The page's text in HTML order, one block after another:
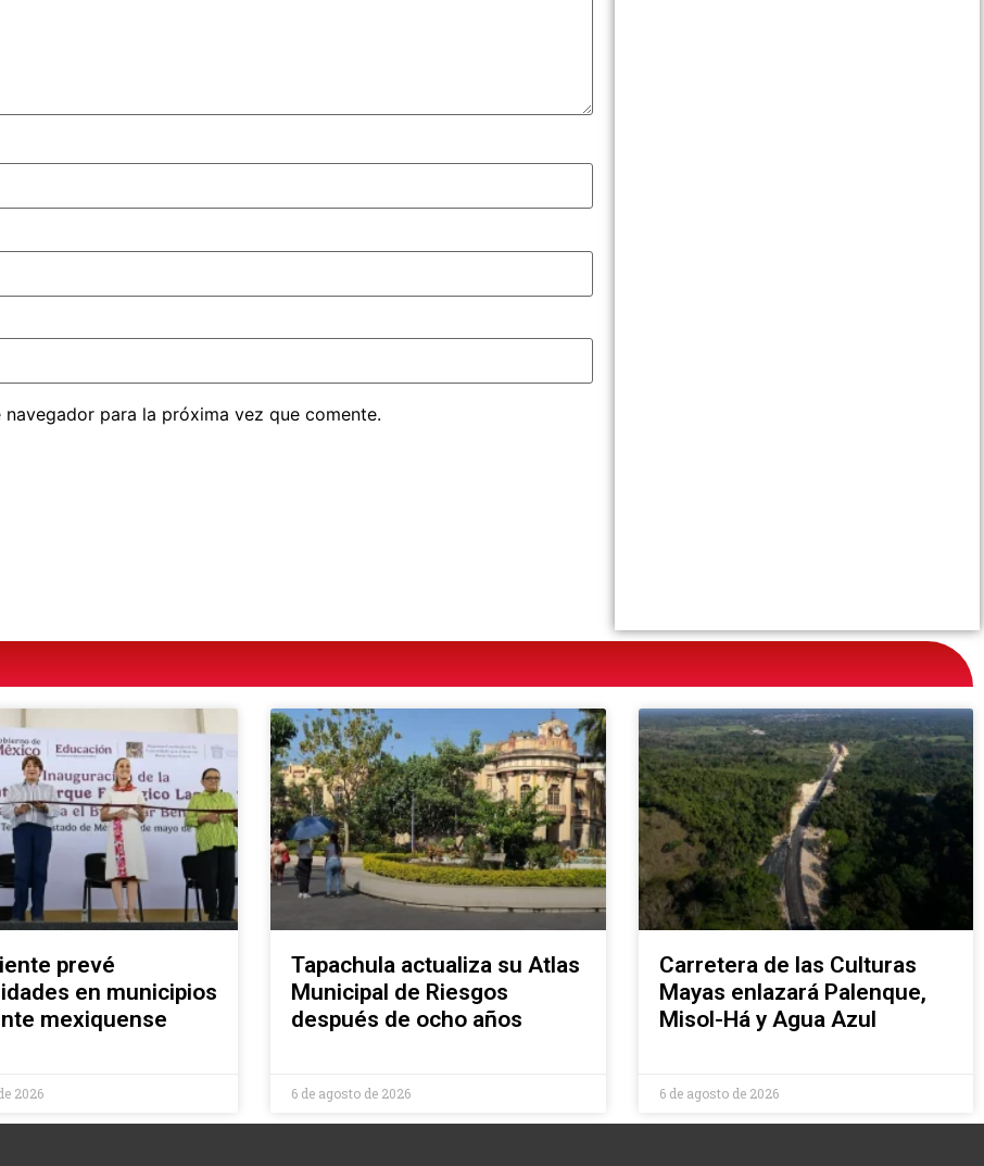
para la próxima vez que comente.
prevé
en municipios
mexiquense
2026
Tapachula actualiza su Atlas
Municipal de Riesgos
después de ocho años
6 de agosto de 2026
Carretera de las Culturas
Mayas enlazará Palenque,
Misol-Há y Agua Azul
6 de agosto de 2026